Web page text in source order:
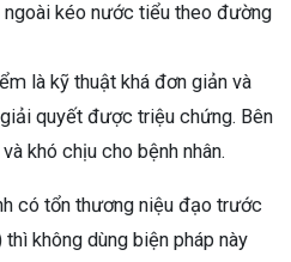
kéo nước tiểu theo đường
là kỹ thuật khá đơn giản và
quyết được triệu chứng. Bên
khó chịu cho bệnh nhân.
có tổn thương niệu đạo trước
không dùng biện pháp này